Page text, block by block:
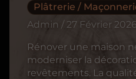
Plâtrerie /
Admin / 27 Février 2026
Rénover une maison
moderniser la
revêtements. La